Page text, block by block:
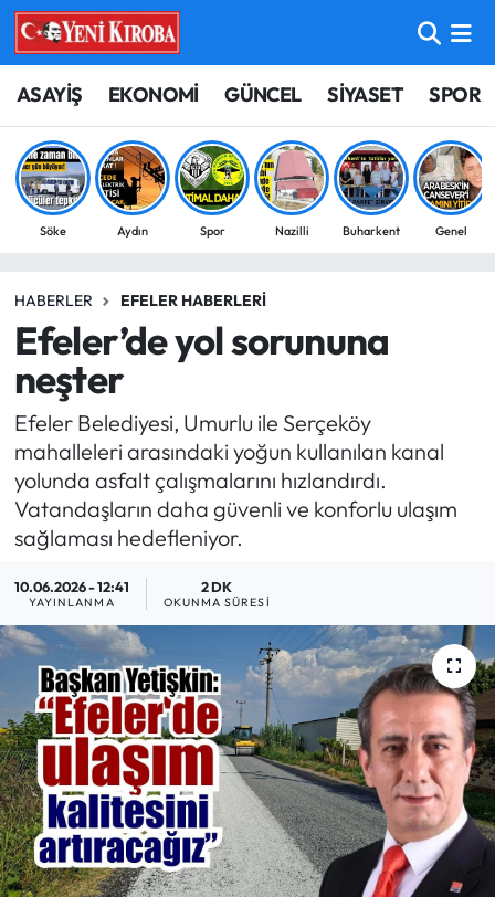
ASAYİŞ EKONOMİ GÜNCEL SİYASET SPOR
Söke Aydın Spor Nazilli Buharkent Genel
HABERLER EFELER HABERLERI
Efeler’de yol sorununa
neşter
Efeler Belediyesi, Umurlu ile Serçeköy
mahalleleri arasındaki yoğun kullanılan kanal
yolunda asfalt çalışmalarını hızlandırdı.
Vatandaşların daha güvenli ve konforlu ulaşım
sağlaması hedefleniyor.
10.06.2026 - 12:41
YAYINLANMA
2 DK
OKUNMA SÜRESI
ASAYİŞ
BİLİM-TEKNOLOJİ
ÇEVRE
EĞİTİM
EKONOMİ
GÜNCEL
GÜNDEM
MAGAZİN
SAĞLIK
SİYASET
SPOR
TARIM
TURİZM
YAŞAM
Aydın Nöbetçi Eczaneler
Aydın Hava Durumu
Aydin Namaz Vakitleri
Süper Lig Puan Durumu ve Fikstür
Tüm Manşetler
Son Dakika Haberleri
Haber Arşivi